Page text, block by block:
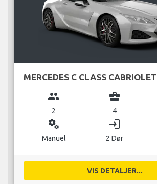
MERCEDES C CLASS CABRIOLET
group
2
business_center
4
miscellaneous_services
Manuel
login
2 Dør
VIS DETALJER...